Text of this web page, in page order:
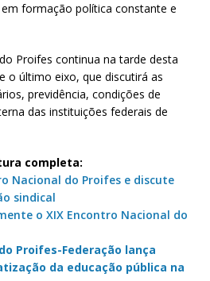
formação política constante e
Proifes continua na tarde desta
o último eixo, que discutirá as
previdência, condições de
das instituições federais de
completa:
Nacional do Proifes e discute
sindical
o XIX Encontro Nacional do
Proifes-Federação lança
da educação pública na